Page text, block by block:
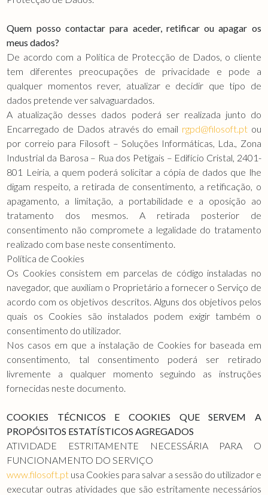
Quem posso contactar para aceder, retificar ou apagar os
meus dados?
De acordo com a Política de Protecção de Dados, o cliente
tem diferentes preocupações de privacidade e pode a
qualquer momentos rever, atualizar e decidir que tipo de
dados pretende ver salvaguardados.
A atualização desses dados poderá ser realizada junto do
Encarregado de Dados através do email rgpd@filosoft.ptou
por correio para Filosoft – Soluções Informáticas, Lda., Zona
Industrial da Barosa – Rua dos Petigais – Edifício Cristal, 2401-
801 Leiria, a quem poderá solicitar a cópia de dados que lhe
digam respeito, a retirada de consentimento, a retificação, o
apagamento, a limitação, a portabilidade e a oposição ao
tratamento dos mesmos. A retirada posterior de
consentimento não compromete a legalidade do tratamento
realizado com base neste consentimento.
Política de Cookies
Os Cookies consistem em parcelas de código instaladas no
navegador, que auxiliam o Proprietário a fornecer o Serviço de
acordo com os objetivos descritos. Alguns dos objetivos pelos
quais os Cookies são instalados podem exigir também o
consentimento do utilizador.
Nos casos em que a instalação de Cookies for baseada em
consentimento, tal consentimento poderá ser retirado
livremente a qualquer momento seguindo as instruções
fornecidas neste documento.
COOKIES TÉCNICOS E COOKIES QUE SERVEM A
PROPÓSITOS ESTATÍSTICOS AGREGADOS
ATIVIDADE ESTRITAMENTE NECESSÁRIA PARA O
FUNCIONAMENTO DO SERVIÇO
www.filosoft.pt usa Cookies para salvar a sessão do utilizador e
executar outras atividades que são estritamente necessários